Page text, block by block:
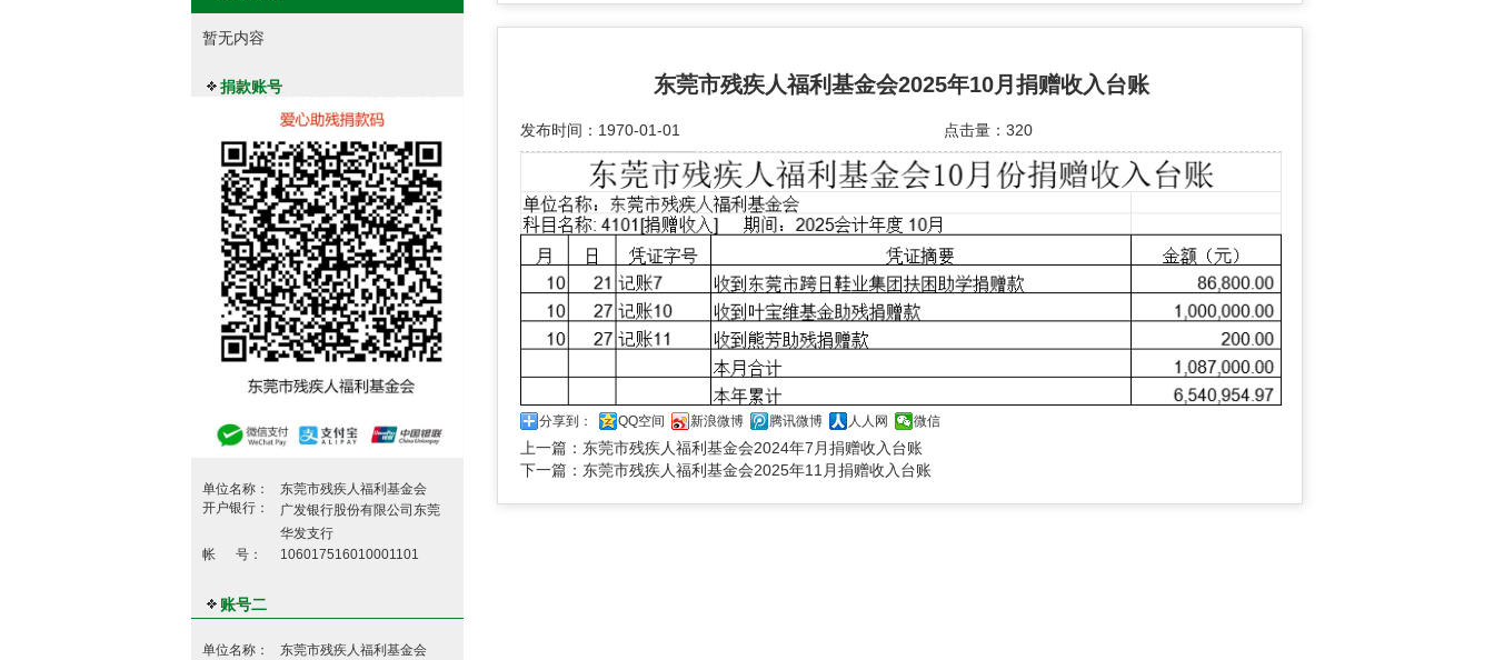
暂无内容
捐款账号
单位名称：
东莞市残疾人福利基金会
开户银行：
广发银行股份有限公司东莞
华发支行
帐 号：
106017516010001101
账号二
单位名称：
东莞市残疾人福利基金会
东莞市残疾人福利基金会2025年10月捐赠收入台账
发布时间：1970-01-01 点击量：320
分享到： QQ空间 新浪微博 腾讯微博 人人网 微信
上一篇： 东莞市残疾人福利基金会2024年7月捐赠收入台账
下一篇： 东莞市残疾人福利基金会2025年11月捐赠收入台账